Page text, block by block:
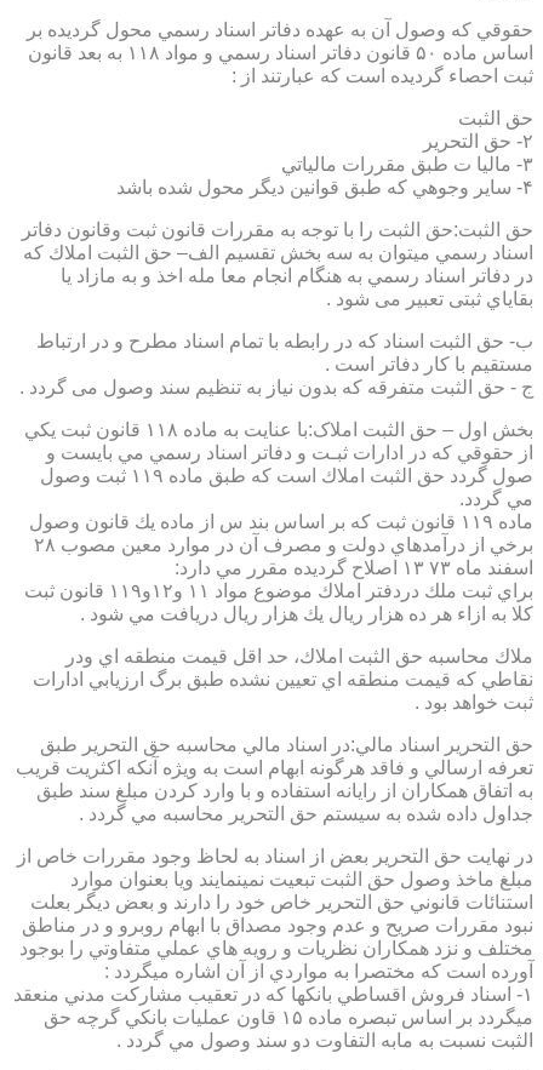
حقوقي كه وصول آن به عهده دفاتر اسناد رسمي محول گرديده بر
اساس ماده ۵۰ قانون دفاتر اسناد رسمي و مواد ۱۱۸ به بعد قانون
ثبت احصاء گرديده است كه عبارتند از :
حق الثبت
۲- حق التحرير
۳- ماليا ت طبق مقررات مالياتي
۴- ساير وجوهي كه طبق قوانين ديگر محول شده باشد
حق الثبت:حق الثبت را با توجه به مقررات قانون ثبت وقانون دفاتر
اسناد رسمي ميتوان به سه بخش تقسيم الف– حق الثبت املاك كه
در دفاتر اسناد رسمي به هنگام انجام معا مله اخذ و به مازاد يا
بقاياي ثبتی تعبیر می شود .
ب- حق الثبت اسناد كه در رابطه با تمام اسناد مطرح و در ارتباط
مستقيم با كار دفاتر است .
ج - حق الثبت متفرقه كه بدون نياز به تنظیم سند وصول می گردد .
بخش اول – حق الثبت املاک:با عنايت به ماده ۱۱۸ قانون ثبت يكي
از حقوقي كه در ادارات ثبـت و دفاتر اسناد رسمي مي بايست و
صول گردد حق الثبت املاك است كه طبق ماده ۱۱۹ ثبت وصول
مي گردد.
ماده ۱۱۹ قانون ثبت كه بر اساس بند س از ماده يك قانون وصول
برخي از درآمدهاي دولت و مصرف آن در موارد معين مصوب ۲۸
اسفند ماه ۷۳ ۱۳ اصلاح گرديده مقرر مي دارد:
براي ثبت ملك دردفتر املاك موضوع مواد ۱۱ و۱۲و۱۱۹ قانون ثبت
كلا به ازاء هر ده هزار ريال يك هزار ريال دريافت مي شود .
ملاك محاسبه حق الثبت املاك، حد اقل قيمت منطقه اي ودر
نقاطي كه قيمت منطقه اي تعيين نشده طبق برگ ارزيابي ادارات
ثبت خواهد بود .
حق التحرير اسناد مالي:در اسناد مالي محاسبه حق التحرير طبق
تعرفه ارسالي و فاقد هرگونه ابهام است به ويژه آنكه اكثريت قريب
به اتفاق همكاران از رايانه استفاده و با وارد كردن مبلغ سند طبق
جداول داده شده به سيستم حق التحرير محاسبه مي گردد .
در نهايت حق التحرير بعض از اسناد به لحاظ وجود مقررات خاص از
مبلغ ماخذ وصول حق الثبت تبعيت نمينمايند ويا بعنوان موارد
استنائات قانوني حق التحرير خاص خود را دارند و بعض ديگر بعلت
نبود مقررات صريح و عدم وجود مصداق با ابهام روبرو و در مناطق
مختلف و نزد همكاران نظريات و رويه هاي عملي متفاوتي را بوجود
آورده است كه مختصرا به مواردي از آن اشاره ميگردد :
۱- اسناد فروش اقساطي بانكها كه در تعقيب مشاركت مدني منعقد
ميگردد بر اساس تبصره ماده ۱۵ قاون عمليات بانكي گرچه حق
الثبت نسبت به مابه التفاوت دو سند وصول مي گردد .